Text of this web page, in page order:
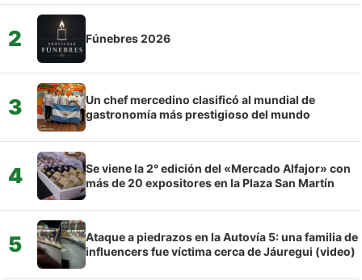
2 Fúnebres 2026
3
Un chef mercedino clasificó al mundial de
gastronomía más prestigioso del mundo
4
Se viene la 2° edición del «Mercado Alfajor» con
más de 20 expositores en la Plaza San Martín
5
Ataque a piedrazos en la Autovía 5: una familia de
influencers fue víctima cerca de Jáuregui (video)